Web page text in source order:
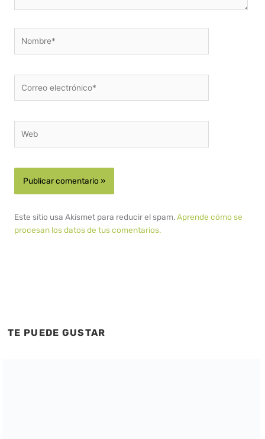
electrónico*
Este sitio usa Akismet para reducir el spam.Aprende cómo se
procesan los datos de tus comentarios.
TE PUEDE GUSTAR